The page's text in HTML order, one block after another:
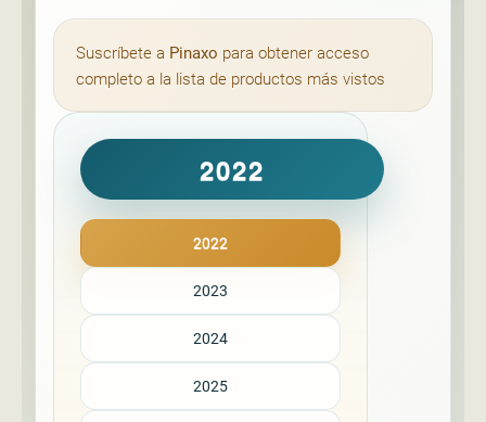
Suscríbete a Pinaxo para obtener acceso
completo a la lista de productos más vistos
2022
2022
2023
2024
2025